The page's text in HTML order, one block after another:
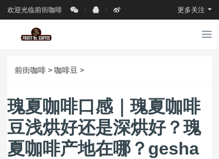
欢迎光临前街咖啡 更多关注
导
前街咖啡 > 咖啡豆 >
瑰夏咖啡口感｜瑰夏咖啡
豆浅烘好还是深烘好？瑰
夏咖啡产地在哪？gesha